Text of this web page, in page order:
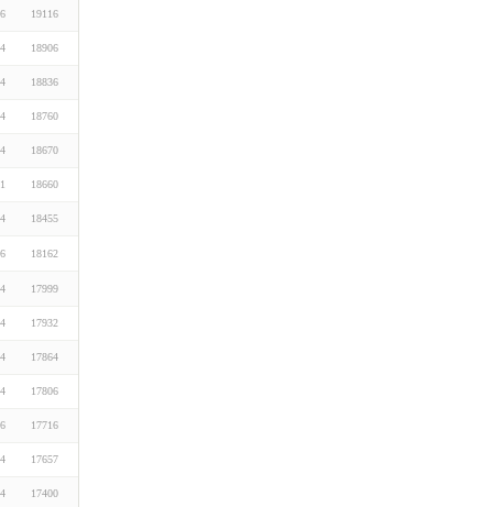
19116
18906
18836
18760
18670
18660
18455
18162
17999
17932
17864
17806
17716
17657
17400